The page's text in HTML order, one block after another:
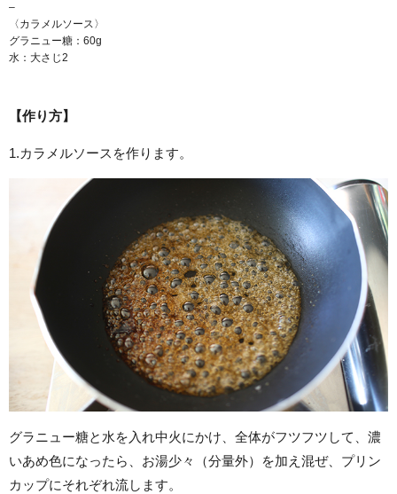
–
〈カラメルソース〉
グラニュー糖：60g
水：大さじ2
【作り方】
1.カラメルソースを作ります。
グラニュー糖と水を入れ中火にかけ、全体がフツフツして、濃
いあめ色になったら、お湯少々（分量外）を加え混ぜ、プリン
カップにそれぞれ流します。